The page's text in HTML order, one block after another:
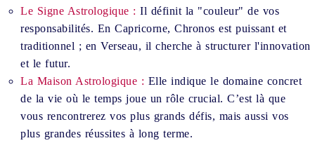
Le Signe Astrologique : Il définit la "couleur" de vos
responsabilités. En Capricorne, Chronos est puissant et
traditionnel ; en Verseau, il cherche à structurer l'innovation
et le futur.
La Maison Astrologique : Elle indique le domaine concret
de la vie où le temps joue un rôle crucial. C’est là que
vous rencontrerez vos plus grands défis, mais aussi vos
plus grandes réussites à long terme.